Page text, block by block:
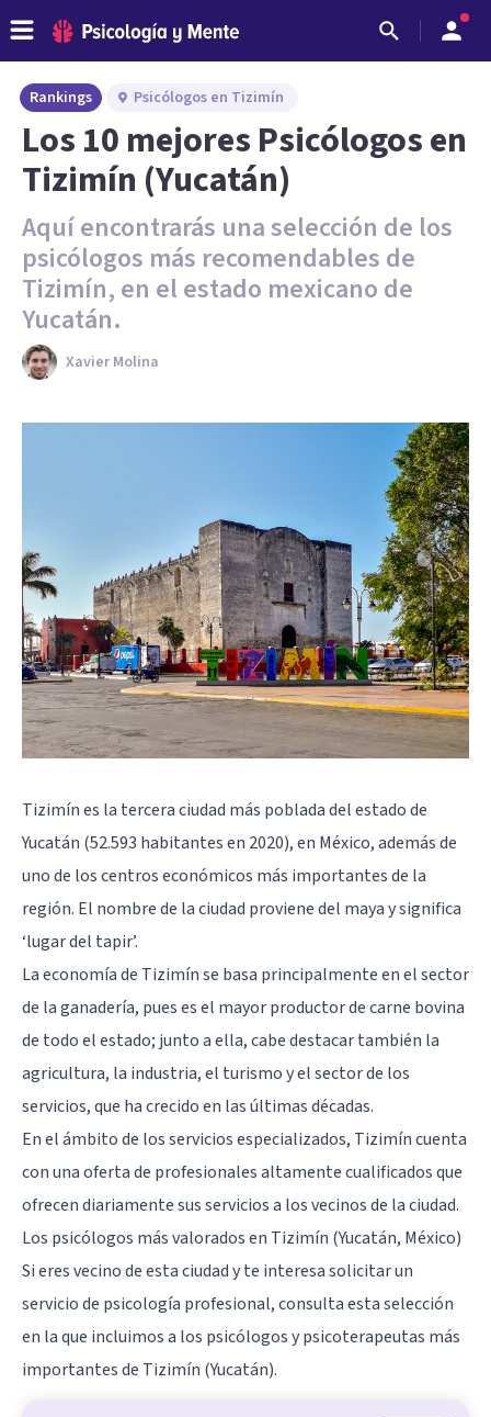
Rankings Psicólogos en Tizimín
Los 10 mejores Psicólogos en
Tizimín (Yucatán)
Aquí encontrarás una selección de los
psicólogos más recomendables de
Tizimín, en el estado mexicano de
Yucatán.
Xavier Molina
Tizimín es la tercera ciudad más poblada del estado de
Yucatán (52.593 habitantes en 2020), en México, además de
uno de los centros económicos más importantes de la
región. El nombre de la ciudad proviene del maya y significa
‘lugar del tapir’.
La economía de Tizimín se basa principalmente en el sector
de la ganadería, pues es el mayor productor de carne bovina
de todo el estado; junto a ella, cabe destacar también la
agricultura, la industria, el turismo y el sector de los
servicios, que ha crecido en las últimas décadas.
En el ámbito de los servicios especializados, Tizimín cuenta
con una oferta de profesionales altamente cualificados que
ofrecen diariamente sus servicios a los vecinos de la ciudad.
Los psicólogos más valorados en Tizimín (Yucatán, México)
Si eres vecino de esta ciudad y te interesa solicitar un
servicio de psicología profesional, consulta esta selección
en la que incluimos a los psicólogos y psicoterapeutas más
importantes de Tizimín (Yucatán).